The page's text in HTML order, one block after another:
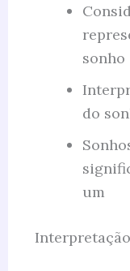
sonho
do
um